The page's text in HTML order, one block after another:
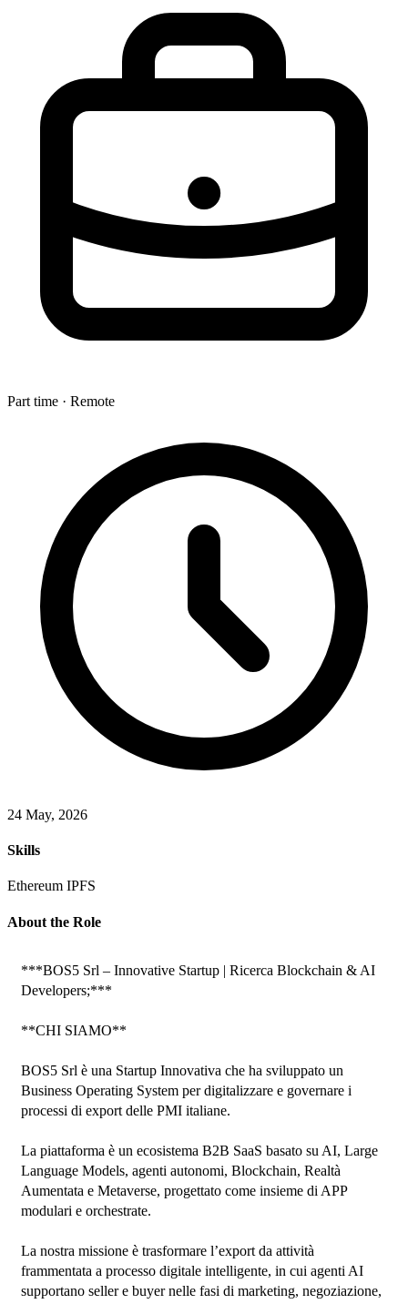
Part time · Remote
24 May, 2026
Skills
Ethereum IPFS
About the Role
***BOS5 Srl – Innovative Startup | Ricerca Blockchain & AI
Developers;***
**CHI SIAMO**
BOS5 Srl è una Startup Innovativa che ha sviluppato un
Business Operating System per digitalizzare e governare i
processi di export delle PMI italiane.
La piattaforma è un ecosistema B2B SaaS basato su AI, Large
Language Models, agenti autonomi, Blockchain, Realtà
Aumentata e Metaverse, progettato come insieme di APP
modulari e orchestrate.
La nostra missione è trasformare l’export da attività
frammentata a processo digitale intelligente, in cui agenti AI
supportano seller e buyer nelle fasi di marketing, negoziazione,